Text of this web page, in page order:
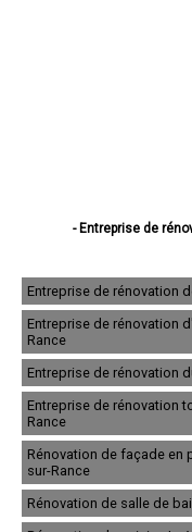
- Entreprise de
- Entreprise de
- Entreprise de
- Entreprise de
- Entreprise de
- Entreprise de
- Entreprise de
- Entreprise de
- Entreprise de
- Entreprise de
- Entreprise de
- Entreprise de
Entreprise de rénovation
Entreprise de rénovation
Rance
Entreprise de rénovation
Entreprise de rénovation
Rance
Rénovation de façade en
sur-Rance
Rénovation de salle de